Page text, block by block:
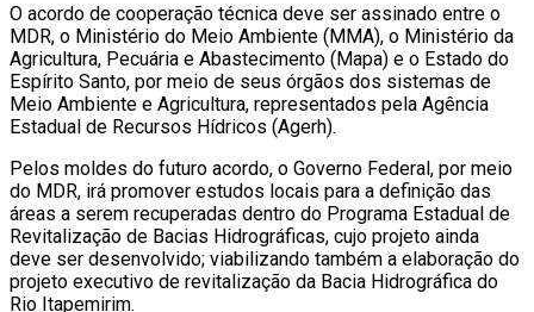
O acordo de cooperação técnica deve ser assinado entre o
MDR, o Ministério do Meio Ambiente (MMA), o Ministério da
Agricultura, Pecuária e Abastecimento (Mapa) e o Estado do
Espírito Santo, por meio de seus órgãos dos sistemas de
Meio Ambiente e Agricultura, representados pela Agência
Estadual de Recursos Hídricos (Agerh).
Pelos moldes do futuro acordo, o Governo Federal, por meio
do MDR, irá promover estudos locais para a definição das
áreas a serem recuperadas dentro do Programa Estadual de
Revitalização de Bacias Hidrográficas, cujo projeto ainda
deve ser desenvolvido; viabilizando também a elaboração do
projeto executivo de revitalização da Bacia Hidrográfica do
Rio Itapemirim.